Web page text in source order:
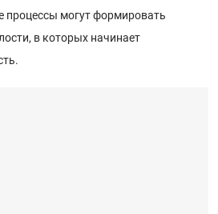
процессы могут формировать
в которых начинает